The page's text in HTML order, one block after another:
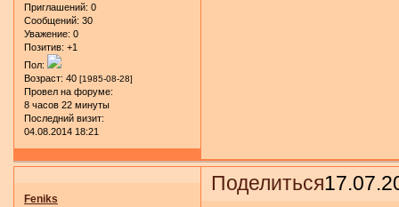
Приглашений: 0
Сообщений: 30
Уважение: 0
Позитив: +1
Пол:
Возраст: 40 [1985-08-28]
Провел на форуме:
8 часов 22 минуты
Последний визит:
04.08.2014 18:21
Поделиться
Feniks